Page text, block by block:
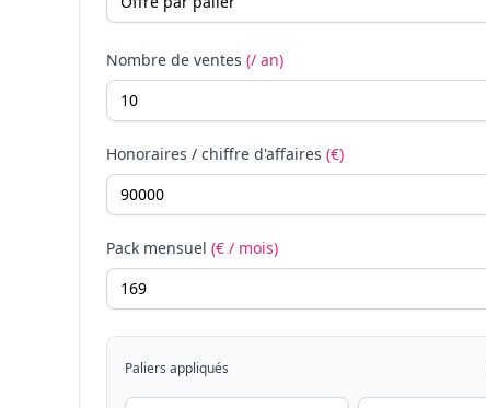
Nombre de ventes (/ an)
Honoraires / chiffre d'affaires (€)
Pack mensuel (€ / mois)
Paliers appliqués